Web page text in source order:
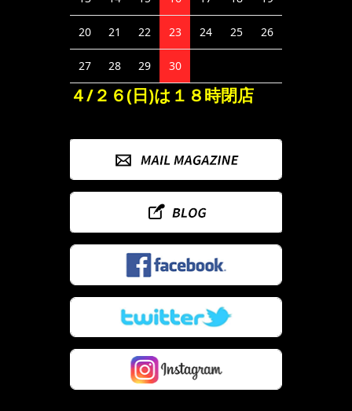
20 21 22 23 24 25 26
27 28 29 30
４/２６(日)は１８時閉店